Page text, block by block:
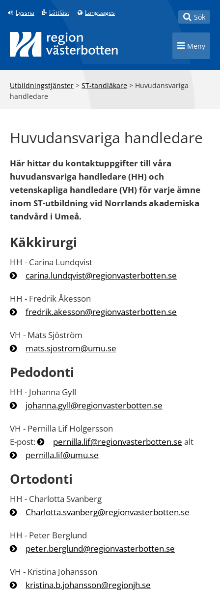
Till innehåll på sidan
Lyssna Lättläst Languages Toggle
Sök
Toggle
Meny
Utbildningstjänster > ST-tandläkare > Huvudansvariga
handledare
Huvudansvariga handledare
Här hittar du kontaktuppgifter till våra
huvudansvariga handledare (HH) och
vetenskapliga handledare (VH) för varje ämne
inom ST-utbildning vid Norrlands akademiska
tandvård i Umeå.
Käkkirurgi
HH - Carina Lundqvist
carina.lundqvist@regionvasterbotten.se
HH - Fredrik Åkesson
fredrik.akesson@regionvasterbotten.se
VH - Mats Sjöström
mats.sjostrom@umu.se
Pedodonti
HH - Johanna Gyll
johanna.gyll@regionvasterbotten.se
VH - Pernilla Lif Holgersson
E-post:
pernilla.lif@regionvasterbotten.se alt
pernilla.lif@umu.se
Ortodonti
HH - Charlotta Svanberg
Charlotta.svanberg@regionvasterbotten.se
HH - Peter Berglund
peter.berglund@regionvasterbotten.se
VH - Kristina Johansson
kristina.b.johansson@regionjh.se